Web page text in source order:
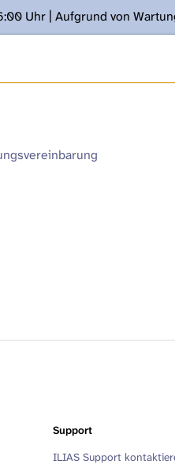
Uhr | Aufgrund von
Support
ILIAS Support